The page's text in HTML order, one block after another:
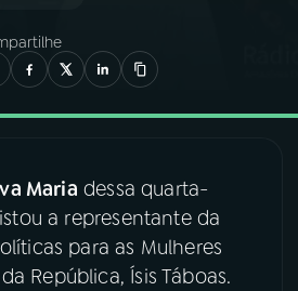
Maria dessa quarta-
a representante da
para as Mulheres
República, Ísis Táboas.